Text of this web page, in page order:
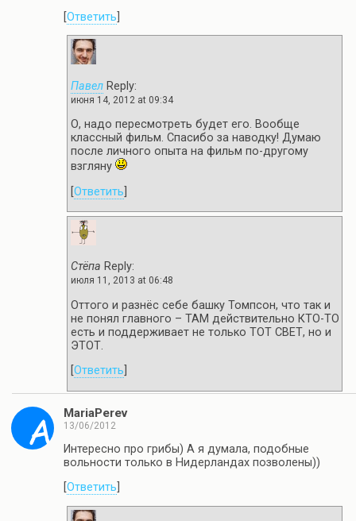
Ответить
Павел Reply:
июня 14, 2012 at 09:34
О, надо пересмотреть будет его. Вообще
классный фильм. Спасибо за наводку! Думаю
после личного опыта на фильм по-другому
взгляну
Ответить
Стёпа Reply:
июля 11, 2013 at 06:48
Оттого и разнёс себе башку Томпсон, что так и
не понял главного – ТАМ действительно КТО-ТО
есть и поддерживает не только ТОТ СВЕТ, но и
ЭТОТ.
Ответить
MariaPerev
13/06/2012
Интересно про грибы) А я думала, подобные
вольности только в Нидерландах позволены))
Ответить